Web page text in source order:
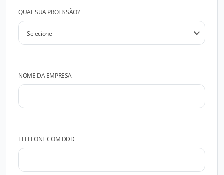
QUAL SUA PROFISSÃO?
NOME DA EMPRESA
TELEFONE COM DDD